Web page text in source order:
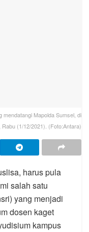
Mapolda Sumsel, di
Rabu (1/12/2021). (Foto:Antara)
harus pula
salah satu
yang menjadi
dosen kaget
kampus